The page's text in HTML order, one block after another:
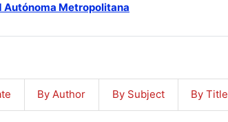
Autónoma Metropolitana
By Author By Subject By Title